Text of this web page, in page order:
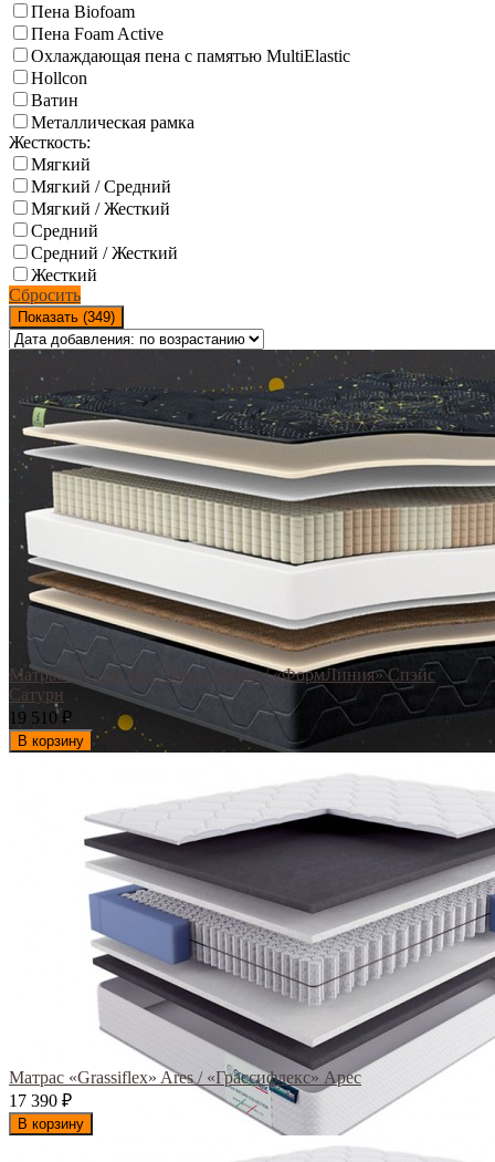
Пена Biofoam
Пена Foam Active
Охлаждающая пена с памятью MultiElastic
Hollcon
Ватин
Металлическая рамка
Жесткость:
Мягкий
Мягкий / Средний
Мягкий / Жесткий
Средний
Средний / Жесткий
Жесткий
Сбросить
Показать (349)
Матрас «FormLinea» Space Saturn / «ФормЛиния» Спэйс
Сатурн
19 510 ₽
В корзину
Матрас «Grassiflex» Ares / «Грассифлекс» Арес
17 390 ₽
В корзину